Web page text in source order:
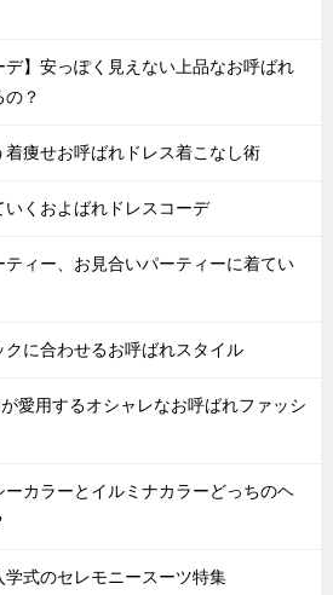
デ】安っぽく見えない上品なお呼ばれ
？
痩せお呼ばれドレス着こなし術
くおよばれドレスコーデ
ィー、お見合いパーティーに着てい
に合わせるお呼ばれスタイル
愛用するオシャレなお呼ばれファッシ
カラーとイルミナカラーどっちのヘ
式のセレモニースーツ特集